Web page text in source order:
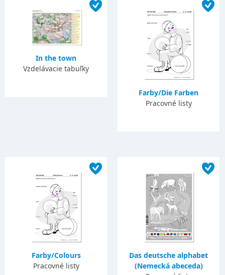
In the town
Vzdelávacie tabuľky
Farby/Die Farben
Pracovné listy
Farby/Colours
Pracovné listy
Das deutsche alphabet
(Nemecká abeceda)